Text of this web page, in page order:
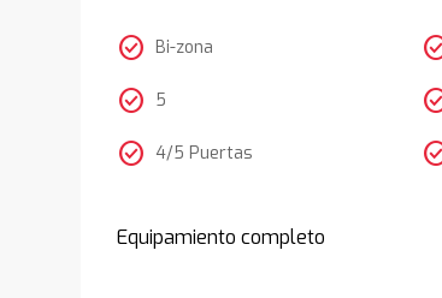
check_circle Bi-zona
check_circle 5
check_circle 4/5 Puertas
Equipamiento completo